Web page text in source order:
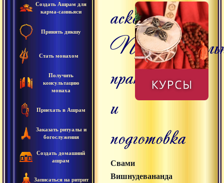
Создать Ашрам для
карма-санньяси
Принять дикшу
Стать монахом
Получить
консультацию
монаха
Приехать в Ашрам
Заказать ритуалы и
богослужения
Создать домашний
ашрам
Записаться на ритрит
аскезу?
практики
и
подготовка
Свами
Вишнудевананда